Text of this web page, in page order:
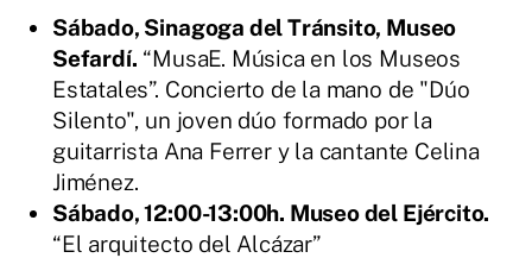
Sábado, Sinagoga del Tránsito, Museo
Sefardí. “MusaE. Música en los Museos
Estatales”. Concierto de la mano de "Dúo
Silento", un joven dúo formado por la
guitarrista Ana Ferrer y la cantante Celina
Jiménez.
Sábado, 12:00-13:00h. Museo del Ejército.
“El arquitecto del Alcázar”